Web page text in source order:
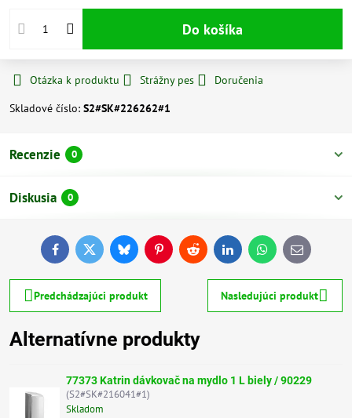
Do košíka
Otázka k produktu Strážny pes
Doručenia
Skladové číslo: S2#SK#226262#1
Recenzie 0
Diskusia 0
FacebookTwitterBlueskyPinterestReddit LinkedInWhatsApp
E-
mail
Predchádzajúci produkt Nasledujúci produkt
Alternatívne produkty
77373 Katrin dávkovač na mydlo 1 L biely / 90229
(S2#SK#216041#1)
Skladom